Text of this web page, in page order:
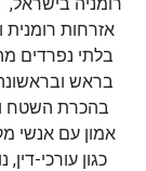
אזרחות רומנית
בלתי נפרדים
בראש
בהכרת השטח
אמון עם אנשי
כגון עורכי-